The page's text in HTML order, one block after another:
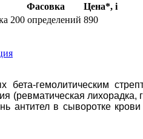
Фасовка Цена*, i
200 определений 890
гемолитическим
(ревматическая
антител в сыворотке